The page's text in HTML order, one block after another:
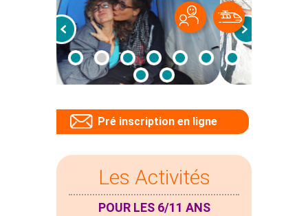
Pré inscription en ligne
Les Activités
POUR LES 6/11 ANS